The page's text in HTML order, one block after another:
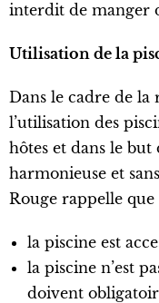
interdit de manger
Utilisation de la
Dans le cadre de
l’utilisation des
hôtes et dans le
harmonieuse et
Rouge rappelle que
la piscine est
la piscine n’est
doivent